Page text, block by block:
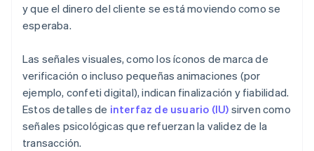
y que el dinero del cliente se está moviendo como se
esperaba.
Las señales visuales, como los íconos de marca de
verificación o incluso pequeñas animaciones (por
ejemplo, confeti digital), indican finalización y fiabilidad.
Estos detalles de interfaz de usuario (IU) sirven como
señales psicológicas que refuerzan la validez de la
transacción.